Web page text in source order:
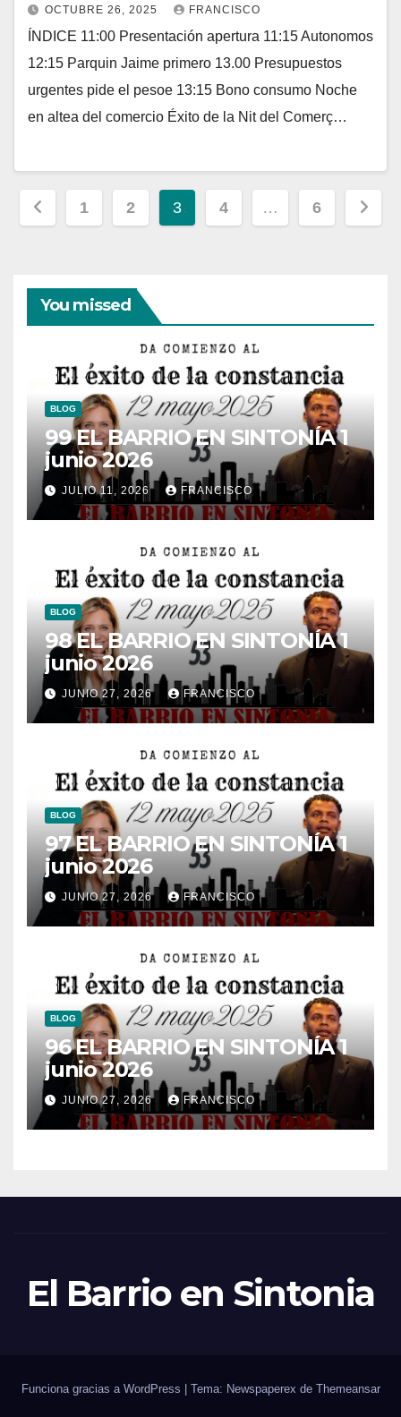
OCTUBRE 26, 2025 FRANCISCO
ÍNDICE 11:00 Presentación apertura 11:15 Autonomos
12:15 Parquin Jaime primero 13.00 Presupuestos
urgentes pide el pesoe 13:15 Bono consumo Noche
en altea del comercio Éxito de la Nit del Comerç…
Paginación
entradas
1 2 3 4 … 6
You missed
BLOG
99 EL BARRIO EN SINTONÍA 1
junio 2026
JULIO 11, 2026 FRANCISCO
BLOG
98 EL BARRIO EN SINTONÍA 1
junio 2026
JUNIO 27, 2026 FRANCISCO
BLOG
97 EL BARRIO EN SINTONÍA 1
junio 2026
JUNIO 27, 2026 FRANCISCO
BLOG
96 EL BARRIO EN SINTONÍA 1
junio 2026
JUNIO 27, 2026 FRANCISCO
El Barrio en Sintonia
Funciona gracias a WordPress Tema: Newspaperex de Themeansar